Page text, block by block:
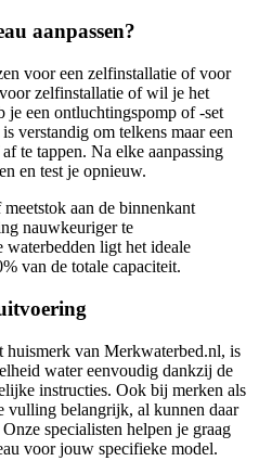
aanpassen?
voor een zelfinstallatie of voor
zelfinstallatie of wil je het
je een ontluchtingspomp of -set
verstandig om telkens maar een
te tappen. Na elke aanpassing
en test je opnieuw.
aan de binnenkant
nauwkeuriger te
waterbedden ligt het ideale
van de totale capaciteit.
huismerk van Merkwaterbed.nl, is
water eenvoudig dankzij de
instructies. Ook bij merken als
vulling belangrijk, al kunnen daar
specialisten helpen je graag
voor jouw specifieke model.